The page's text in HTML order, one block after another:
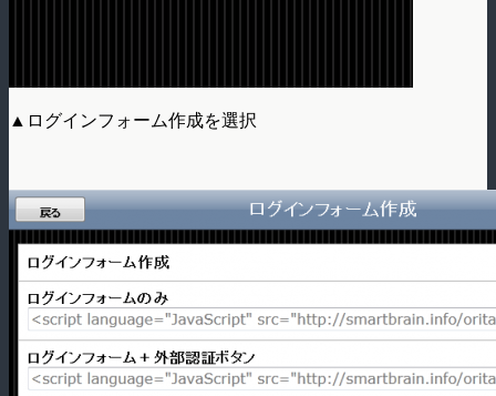
▲ログインフォーム作成を選択